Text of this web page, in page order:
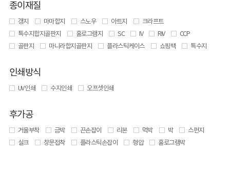
종이재질
갱지 마마합지 스노우 아트지
크라프트
특수지합지골판지
홀로그램지 SC IV RIV
CCP
골판지
마니라합지골판지 플라스틱케이스 쇼핑백 특수지
인쇄방식
UV 인쇄 수지인쇄 오프셋인쇄
후가공
거울부착 금박 끈손잡이 리본 먹박 박
스펀지
실크
창문접착 플라스틱손잡이 형압 홀로그램박